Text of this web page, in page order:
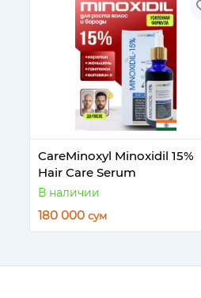
CareMinoxyl Minoxidil 15%
Hair Care Serum
В наличии
180 000 сум